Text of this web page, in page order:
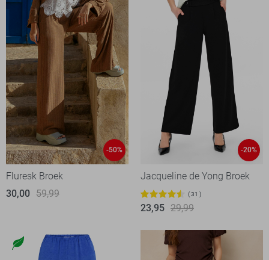
-50%
Fluresk Broek
30,00 59,99
-20%
Jacqueline de Yong Broek
31
23,95 29,99